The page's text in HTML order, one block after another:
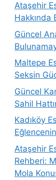
Ataşehir
Hakkında
Güncel
Maltepe
Seksin
Güncel
Sahil
Kadıköy
Ataşehir
Rehberi:
Mola